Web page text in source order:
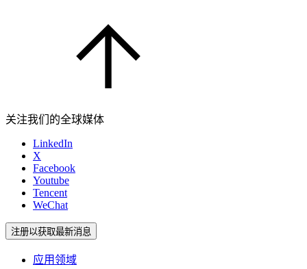
关注我们的全球媒体
LinkedIn
X
Facebook
Youtube
Tencent
WeChat
注册以获取最新消息
应用领域